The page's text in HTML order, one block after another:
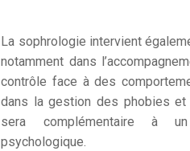
La sophrologie intervient
notamment dans
contrôle face à des
dans la gestion des phobies
sera complémentaire à
psychologique.